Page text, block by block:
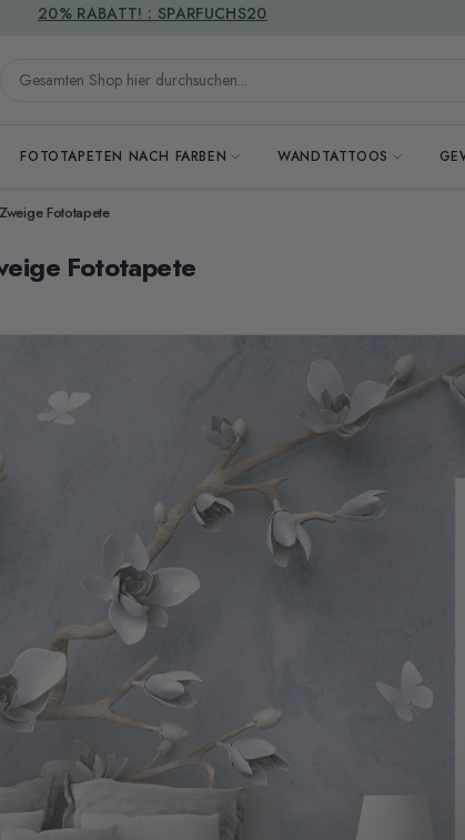
Gesamten Shop hier durchsuchen...
FOTOTAPETEN NACH FARBEN WANDTATTOOS
VERSANDKOSTENFREI
Fototapete
Fototapete